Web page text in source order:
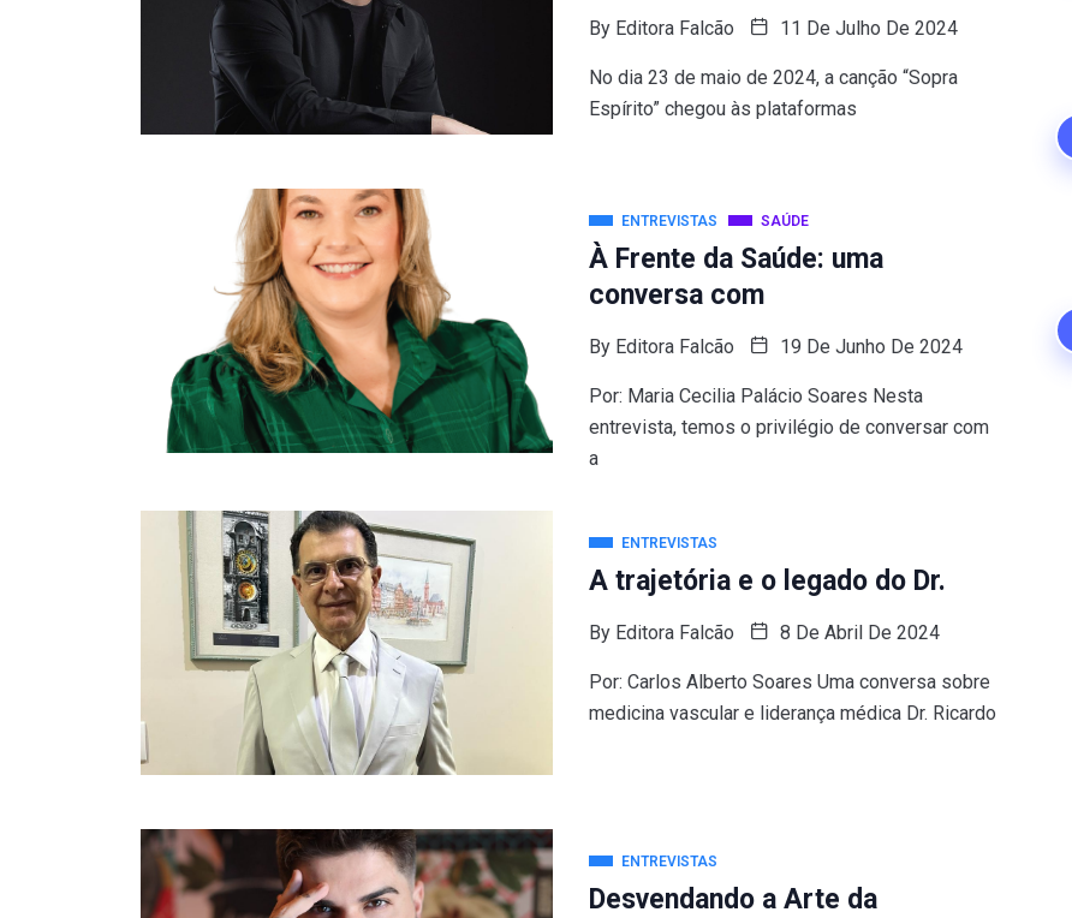
By Editora Falcão 11 De Julho De 2024
No dia 23 de maio de 2024, a canção “Sopra
Espírito” chegou às plataformas
ENTREVISTAS SAÚDE
À Frente da Saúde: uma
conversa com
By Editora Falcão 19 De Junho De 2024
Por: Maria Cecilia Palácio Soares Nesta
entrevista, temos o privilégio de conversar com
a
ENTREVISTAS
A trajetória e o legado do Dr.
By Editora Falcão 8 De Abril De 2024
Por: Carlos Alberto Soares Uma conversa sobre
medicina vascular e liderança médica Dr. Ricardo
ENTREVISTAS
Desvendando a Arte da